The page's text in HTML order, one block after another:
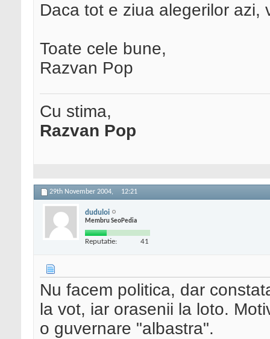
Daca tot e ziua alegerilor azi,
Toate cele bune,
Razvan Pop
Cu stima,
Razvan Pop
29th November 2004, 12:21
duduloi
Membru SeoPedia
Reputatie: 41
Nu facem politica, dar
la vot, iar orasenii la loto.
o guvernare "albastra".